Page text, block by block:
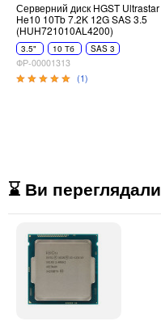
Серверний диск HGST Ultrastar
He10 10Tb 7.2K 12G SAS 3.5
(HUH721010AL4200)
3.5" 10 Тб SAS 3
ФР-00001313
(1)
⌛ Ви переглядали